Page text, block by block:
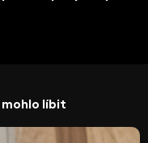
mohlo líbit